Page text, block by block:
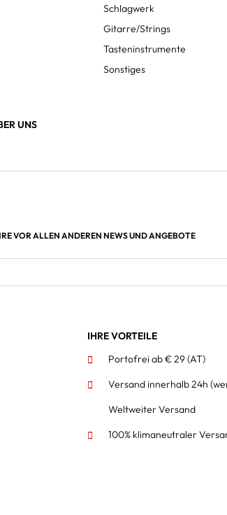
Schlagwerk
Gitarre/Strings
Tasteninstrumente
Sonstiges
UNS
VOR ALLEN ANDEREN NEWS UND ANGEBOTE
IHRE VORTEILE
Portofrei ab € 29 (AT)
Versand innerhalb 24h
Weltweiter Versand
100% klimaneutraler